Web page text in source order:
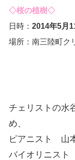
◇桜の植樹◇
日時： 2014年5月
場所：南三陸町ク
チェリストの水
め、
ピアニスト 山
バイオリニス